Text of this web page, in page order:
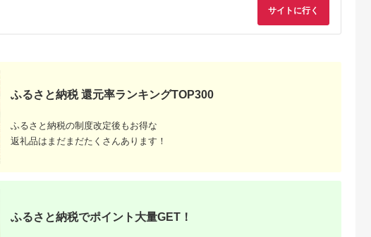
＜15,000円分＞都ゴ
｜山梨県 都留市 都留
ゴルフ ゴルフ場 予約
寄付金額:50,000円
ゴルフ 利用券
フ ゴルフ ゴルフ
A02_40
寄付金額: 400,000
【日本最大級 400打
【3,000円分】山梨県
サイトに行く
ふるさと納税 還元率ランキングTOP300
ふるさと納税の制度改定後もお得な
返礼品はまだまだたくさんあります！
ふるさと納税でポイント大量GET！